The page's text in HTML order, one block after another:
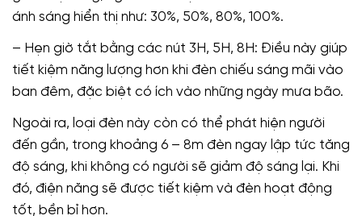
ánh sáng hiển thị như: 30%, 50%, 80%, 100%.
– Hẹn giờ tắt bằng các nút 3H, 5H, 8H: Điều này giúp
tiết kiệm năng lượng hơn khi đèn chiếu sáng mãi vào
ban đêm, đặc biệt có ích vào những ngày mưa bão.
Ngoài ra, loại đèn này còn có thể phát hiện người
đến gần, trong khoảng 6 – 8m đèn ngay lập tức tăng
độ sáng, khi không có người sẽ giảm độ sáng lại. Khi
đó, điện năng sẽ được tiết kiệm và đèn hoạt động
tốt, bền bỉ hơn.